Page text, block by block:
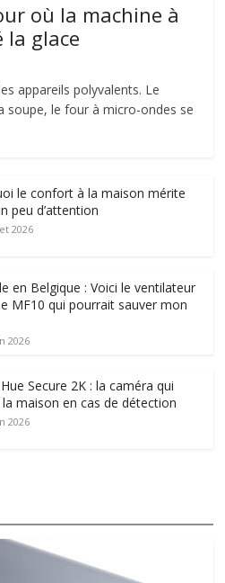
où la machine à
la glace
appareils polyvalents. Le
soupe, le four à micro-ondes se
le confort à la maison mérite
peu d’attention
2026
en Belgique : Voici le ventilateur
MF10 qui pourrait sauver mon
2026
Secure 2K : la caméra qui
maison en cas de détection
2026